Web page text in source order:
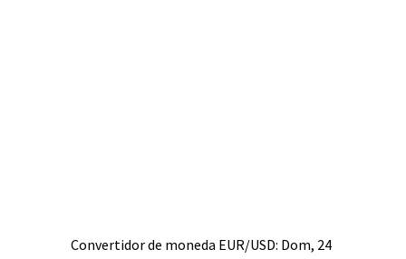
Convertidor de moneda EUR/USD: Dom, 24